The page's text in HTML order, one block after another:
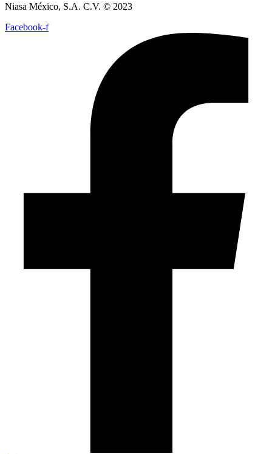
Niasa México, S.A. C.V. © 2023
Facebook-f